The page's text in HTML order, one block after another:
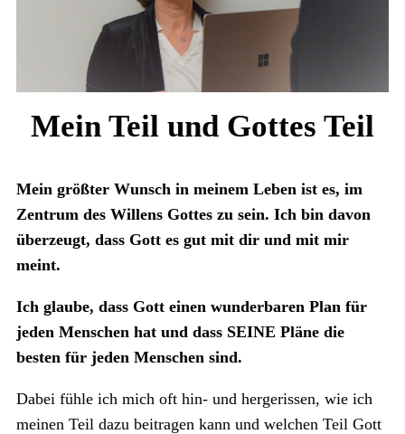
Mein Teil und Gottes Teil
Mein größter Wunsch in meinem Leben ist es, im
Zentrum des Willens Gottes zu sein. Ich bin davon
überzeugt, dass Gott es gut mit dir und mit mir
meint.
Ich glaube, dass Gott einen wunderbaren Plan für
jeden Menschen hat und dass SEINE Pläne die
besten für jeden Menschen sind.
Dabei fühle ich mich oft hin- und hergerissen, wie ich
meinen Teil dazu beitragen kann und welchen Teil Gott